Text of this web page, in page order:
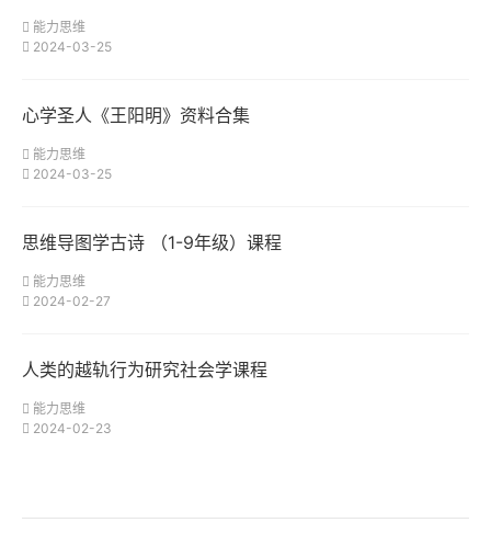
能力思维
2024-03-25
心学圣人《王阳明》资料合集
能力思维
2024-03-25
思维导图学古诗 （1-9年级）课程
能力思维
2024-02-27
人类的越轨行为研究社会学课程
能力思维
2024-02-23